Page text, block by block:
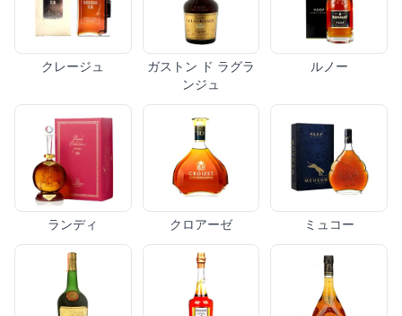
クレージュ
ガストン ド ラグラ
ンジュ
ルノー
ランディ クロアーゼ ミュコー